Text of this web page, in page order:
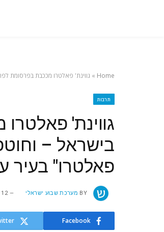
Home
» גווינת' פאלטרו מככבת בפרסומת
תרבות
גווינת'
בישראל –
פאלטרו" בעיר
BY מערכת שבוע ישראלי 12 ביוני 2026
Facebook